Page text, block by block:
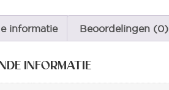
informatie Beoordelingen (0)
INFORMATIE